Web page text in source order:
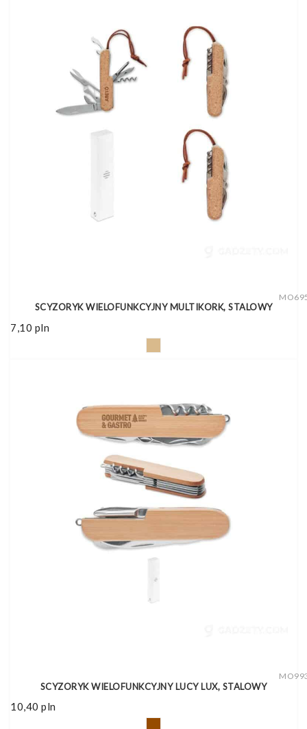
SCYZORYK WIELOFUNKCYJNY MULTIKORK, STALOWY
7,10 pln
SCYZORYK WIELOFUNKCYJNY LUCY LUX, STALOWY
10,40 pln